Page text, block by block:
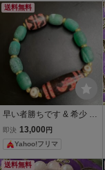
三眼天珠ブレスレット
送料無料
早い者勝ちです & 希少 風
化紋緑瑪瑙玉髓 （グリー
ンメノウ）x 朱砂天珠/辰
砂供天珠 /双線如意鉤天珠
x 虎牙天珠 x3眼天珠
即決 13,000 円
Yahoo!フリマ
送料無料